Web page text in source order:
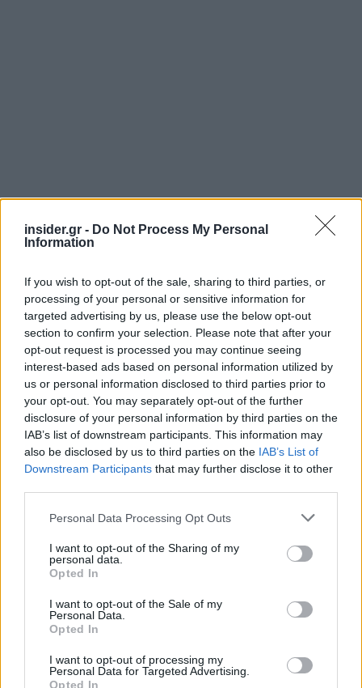
insider.gr - Do Not Process My Personal
Information
If you wish to opt-out of the sale, sharing to third parties, or
processing of your personal or sensitive information for
targeted advertising by us, please use the below opt-out
section to confirm your selection. Please note that after your
opt-out request is processed you may continue seeing
interest-based ads based on personal information utilized by
us or personal information disclosed to third parties prior to
your opt-out. You may separately opt-out of the further
disclosure of your personal information by third parties on the
IAB’s list of downstream participants. This information may
also be disclosed by us to third parties on the IAB’s List of
Downstream Participants that may further disclose it to other
Please note that this website/app uses one or more Google
not limited to your visit or usage behaviour. You may click to
grant or deny consent to Google and its third-party tags to
use your data for below specified purposes in below Google
consent section.
Personal Data Processing Opt Outs
I want to opt-out of the Sharing of my
personal data.
Opted In
I want to opt-out of the Sale of my
Personal Data.
Opted In
I want to opt-out of processing my
Personal Data for Targeted Advertising.
Opted In
Την ίδια ώρα, οι ανησυχίες για το «AI boom»
επανήλθανκαθώς οι επενδυτές
απομακρύνθηκαν από τις μετοχές τεχνολογίας
που σημείωσαν ράλι φέτος.
ΣτηνΑσία,διατηρήθηκε το αρνητικό κλίμα στις
μετοχές ημιαγωγών και τεχνολογίας στην Ασία την
Τετάρτη.
, στον απόηχο της είδησης πως οι
προσπάθειες εξασφάλισης δανείου τουλάχιστον
6 δισεκατομμυρίων δολαρίων, με εγγύηση τη
εμπόδια. Όπως αναφέρει το Bloomberg, η
SoftBank εξετάζει πλέον εναλλακτικές πηγές
χρηματοδότησης, χωρίς ωστόσο να αποκλείεται η
επιστροφή στο συγκεκριμένο σχέδιο σε